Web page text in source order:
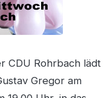
CDU Rohrbach lädt
Gregor am